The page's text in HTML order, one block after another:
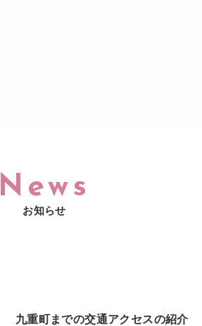
News
お知らせ
九重町までの交通アクセスの紹介